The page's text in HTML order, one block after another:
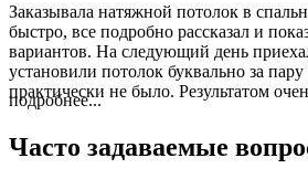
Заказывала натяжной потолок в
быстро, все подробно рассказал и
вариантов. На следующий день
установили потолок буквально за
практически не было. Результатом
подробнее...
Часто задаваемые